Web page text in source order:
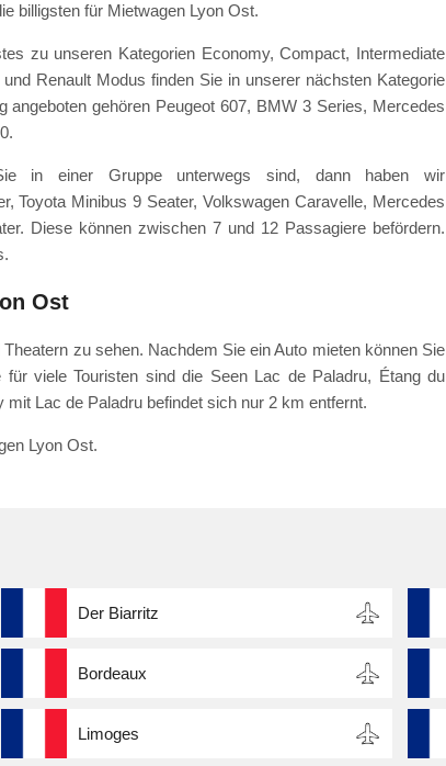
billigsten für Mietwagen Lyon Ost.
zu unseren Kategorien Economy, Compact, Intermediate
Renault Modus finden Sie in unserer nächsten Kategorie
angeboten gehören Peugeot 607, BMW 3 Series, Mercedes
in einer Gruppe unterwegs sind, dann haben wir
Toyota Minibus 9 Seater, Volkswagen Caravelle, Mercedes
Diese können zwischen 7 und 12 Passagiere befördern.
Ost
zu sehen. Nachdem Sie ein Auto mieten können Sie
viele Touristen sind die Seen Lac de Paladru, Étang du
Lac de Paladru befindet sich nur 2 km entfernt.
Lyon Ost.
Der Biarritz
Bordeaux
Limoges